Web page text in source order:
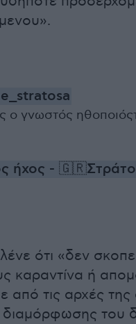
ο γνωστός
ήχος -
ότι «δεν
καραντίνα ή
από τις αρχές της
διαμόρφωσης του